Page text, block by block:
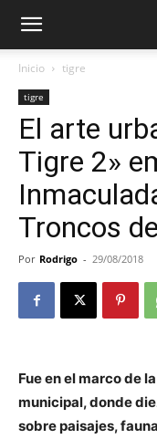
Inicio tigre
tigre
El arte
Tigre 2»
Troncos
Por Rodrigo - 29/08/2018
Fue en el marco de
municipal, donde
sobre paisajes,